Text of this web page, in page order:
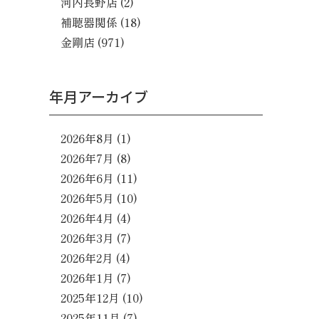
補聴器関係 (18)
金剛店 (971)
年月アーカイブ
2026年8月 (1)
2026年7月 (8)
2026年6月 (11)
2026年5月 (10)
2026年4月 (4)
2026年3月 (7)
2026年2月 (4)
2026年1月 (7)
2025年12月 (10)